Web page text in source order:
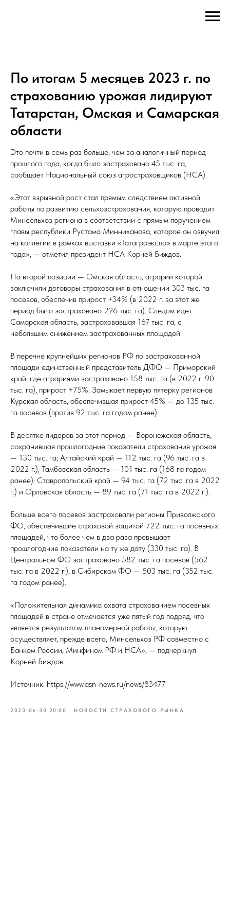
По итогам 5 месяцев 2023 г. по
страхованию урожая лидируют
Татарстан, Омская и Самарская
области
Это почти в семь раз больше, чем за аналогичный период
прошлого года, когда было застраховано 45 тыс. га,
сообщает Национальный союз агростраховщиков (НСА).
«Этот взрывной рост стал прямым следствием активной
работы по развитию сельхозстрахования, которую проводит
Минсельхоз региона в соответствии с прямым поручением
главы республики Рустама Минниханова, которое он озвучил
на коллегии в рамках выставки «Татагроэкспо» в марте этого
года», — отметил президент НСА Корней Биждов.
На второй позиции — Омская область, аграрии которой
заключили договоры страхования в отношении 303 тыс. га
посевов, обеспечив прирост +34% (в 2022 г. за этот же
период было застраховано 226 тыс. га). Следом идет
Самарская область, застраховавшая 167 тыс. га, с
небольшим снижением застрахованных площадей.
В перечне крупнейших регионов РФ по застрахованной
площади единственный представитель ДФО — Приморский
край, где аграриями застраховано 158 тыс. га (в 2022 г. 90
тыс. га), прирост +75%. Замыкает первую пятерку регионов
Курская область, обеспечившая прирост 45% — до 135 тыс.
га посевов (против 92 тыс. га годом ранее).
В десятке лидеров за этот период — Воронежская область,
сохранившая прошлогодние показатели страхования урожая
— 130 тыс. га; Алтайский край — 112 тыс. га (96 тыс. га в
2022 г.); Тамбовская область — 101 тыс. га (168 га годом
ранее); Ставропольский край — 94 тыс. га (72 тыс. га в 2022
г.) и Орловская область — 89 тыс. га (71 тыс. га в 2022 г.).
Больше всего посевов застраховали регионы Приволжского
ФО, обеспечившие страховой защитой 722 тыс. га посевных
площадей, что более чем в два раза превышает
прошлогодние показатели на ту же дату (330 тыс. га). В
Центральном ФО застраховано 582 тыс. га посевов (562
тыс. га в 2022 г.), в Сибирском ФО — 503 тыс. га (352 тыс.
га годом ранее).
«Положительная динамика охвата страхованием посевных
площадей в стране отмечается уже пятый год подряд, что
является результатом планомерной работы, которую
осуществляет, прежде всего, Минсельхоз РФ совместно с
Банком России, Минфином РФ и НСА», — подчеркнул
Корней Биждов.
Источник: https://www.asn-news.ru/news/83477
2023-06-30 20:00 НОВОСТИ СТРАХОВОГО РЫНКА